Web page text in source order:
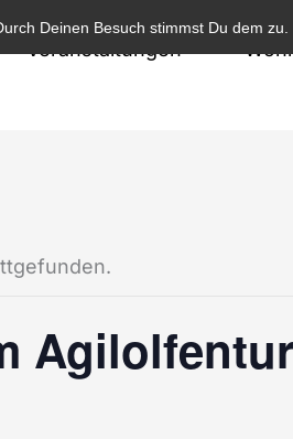
Deinen Besuch stimmst Du dem zu.
Veranstaltungen